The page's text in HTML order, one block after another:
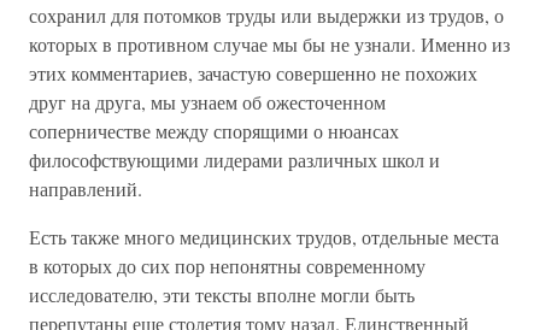
сохранил для потомков труды или выдержки из трудов, о
которых в противном случае мы бы не узнали. Именно из
этих комментариев, зачастую совершенно не похожих
друг на друга, мы узнаем об ожесточенном
соперничестве между спорящими о нюансах
философствующими лидерами различных школ и
направлений.
Есть также много медицинских трудов, отдельные места
в которых до сих пор непонятны современному
исследователю, эти тексты вполне могли быть
перепутаны еще столетия тому назад. Единственный